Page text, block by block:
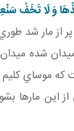
وَ لَا تَخَفْ
مار شد
ميدان شده
که موساي
مارها